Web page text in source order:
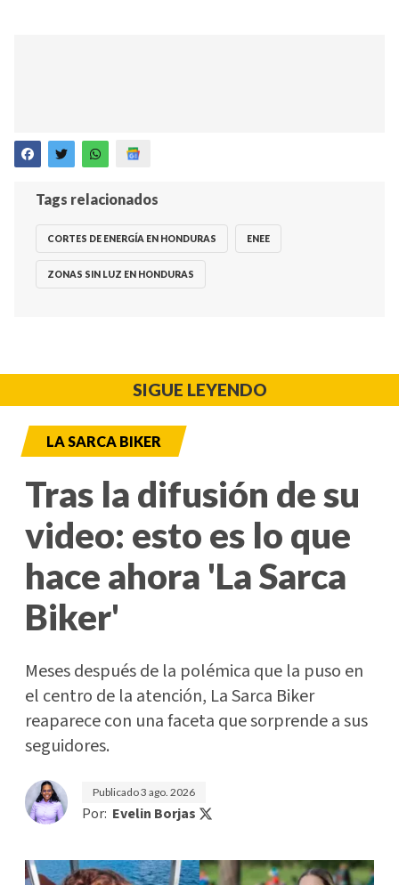
Tags relacionados
CORTES DE ENERGÍA EN HONDURAS ENEE
ZONAS SIN LUZ EN HONDURAS
SIGUE LEYENDO
LA SARCA BIKER
Tras la difusión de su
video: esto es lo que
hace ahora 'La Sarca
Biker'
Meses después de la polémica que la puso en
el centro de la atención, La Sarca Biker
reaparece con una faceta que sorprende a sus
seguidores.
Publicado3 ago. 2026
Por: Evelin Borjas